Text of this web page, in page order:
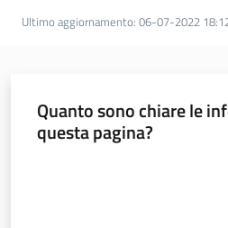
del
territorio
risorse
Ultimo aggiornamento: 06-07-2022
Quanto sono chiare le
questa pagina?